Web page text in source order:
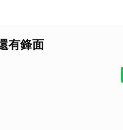
有鋒面